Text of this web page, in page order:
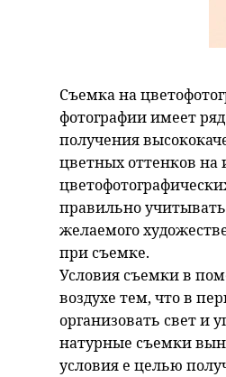
Съемка на
фотографии имеет
получения
цветных оттенков на
правильно
желаемого
при съемке.
Условия съемки в
воздухе тем, что в
организовать свет и
натурные съемки
условия е целью